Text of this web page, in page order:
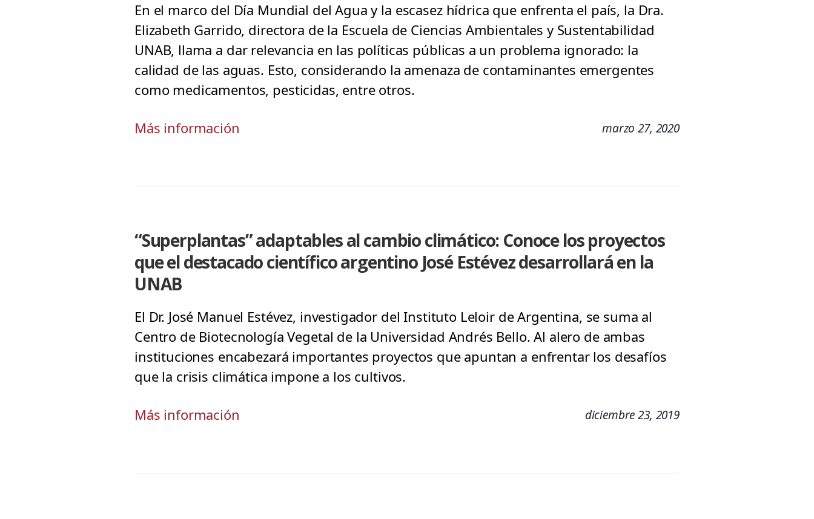
En el marco del Día Mundial del Agua y la escasez hídrica que enfrenta el país, la Dra.
Elizabeth Garrido, directora de la Escuela de Ciencias Ambientales y Sustentabilidad
UNAB, llama a dar relevancia en las políticas públicas a un problema ignorado: la
calidad de las aguas. Esto, considerando la amenaza de contaminantes emergentes
como medicamentos, pesticidas, entre otros.
Más información marzo 27, 2020
“Superplantas” adaptables al cambio climático: Conoce los proyectos
que el destacado científico argentino José Estévez desarrollará en la
UNAB
El Dr. José Manuel Estévez, investigador del Instituto Leloir de Argentina, se suma al
Centro de Biotecnología Vegetal de la Universidad Andrés Bello. Al alero de ambas
instituciones encabezará importantes proyectos que apuntan a enfrentar los desafíos
que la crisis climática impone a los cultivos.
Más información diciembre 23, 2019